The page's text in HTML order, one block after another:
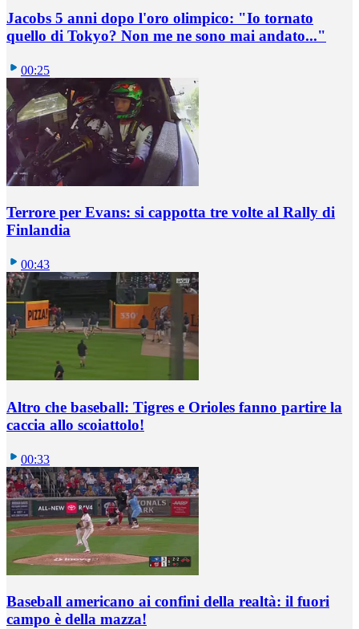
Jacobs 5 anni dopo l'oro olimpico: "Io tornato
quello di Tokyo? Non me ne sono mai andato..."
00:25
Terrore per Evans: si cappotta tre volte al Rally di
Finlandia
00:43
Altro che baseball: Tigres e Orioles fanno partire la
caccia allo scoiattolo!
00:33
Baseball americano ai confini della realtà: il fuori
campo è della mazza!